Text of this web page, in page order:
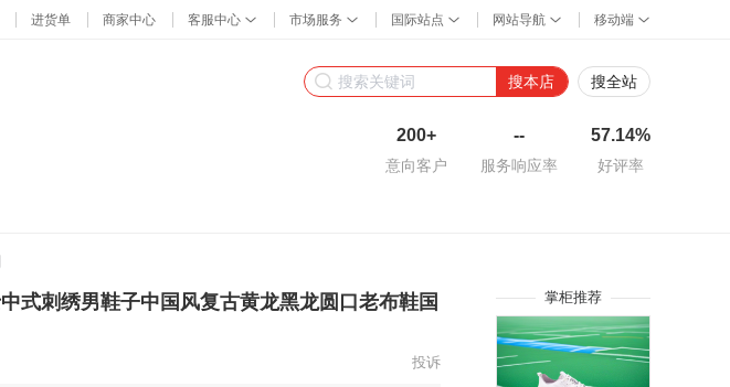
搜本店 搜全站
200+
意向客户
--
服务响应率
57.14%
好评率
式刺绣男鞋子中国风复古黄龙黑龙圆口老布鞋国
投诉
掌柜推荐